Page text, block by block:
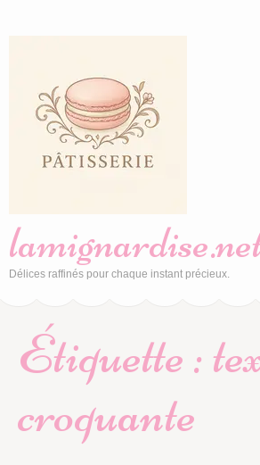
(Pressez
Entrée)
Délices raffinés pour chaque instant précieux.
Étiquette :
croquante